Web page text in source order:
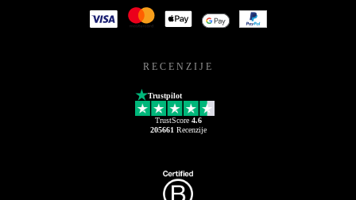
RECENZIJE
Trustpilot
TrustScore 4.6
205661 Recenzije